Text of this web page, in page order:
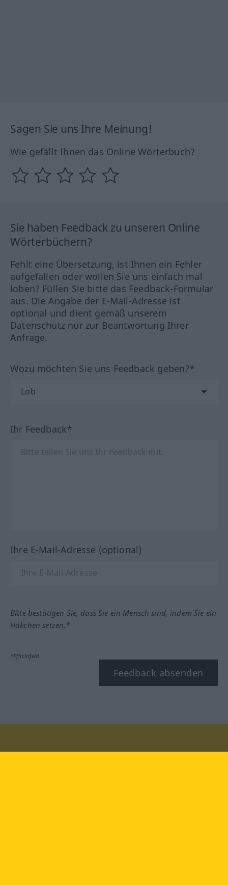
Sagen Sie uns Ihre Meinung!
Wie gefällt Ihnen das Online Wörterbuch?
Sie haben Feedback zu unseren Online
Wörterbüchern?
Fehlt eine Übersetzung, ist Ihnen ein Fehler
aufgefallen oder wollen Sie uns einfach mal
loben? Füllen Sie bitte das Feedback-Formular
aus. Die Angabe der E-Mail-Adresse ist
optional und dient gemäß unserem
Datenschutz nur zur Beantwortung Ihrer
Anfrage.
Wozu möchten Sie uns Feedback geben?*
Ihr Feedback*
Ihre E-Mail-Adresse (optional)
Bitte bestätigen Sie, dass Sie ein Mensch sind, indem Sie ein
Häkchen setzen.*
*Pflichtfeld
Feedback absenden
Besuchen Sie uns auf: